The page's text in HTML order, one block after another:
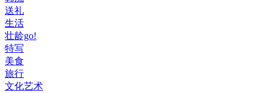
送礼
生活
壮龄go!
特写
美食
旅行
文化艺术